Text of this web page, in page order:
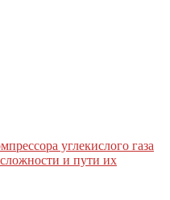
углекислого газа
и пути их